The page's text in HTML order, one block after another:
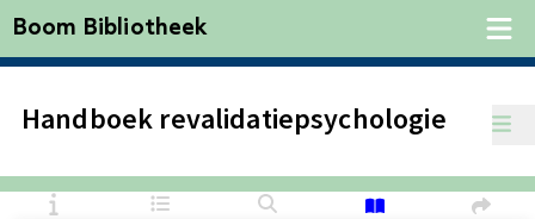
Boom Bibliotheek
Handboek revalidatiepsychologie